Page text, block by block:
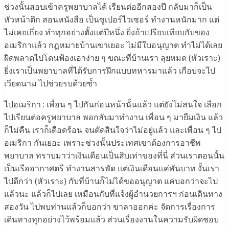
ช่วงนั้นสอบเข้าครูพยาบาลได้ เรียนต่ออีกสองปี กลับมาก็เป็น
หัวหน้าตึก สอนหนังสือ เป็นซูเปอร์ไวเซอร์ ทำงานหนักมาก แต่
ไม่เคยเกี่ยง ทำทุกอย่างตั้งแต่ปีหนึ่ง ยิ่งถ้าเปรียบเทียบกับของ
อเมริกาแล้ว กฎหมายบ้านเขาเยอะ ไม่มีใบอนุญาต ทำไม่ได้เลย
ผิดพลาดไปโดนฟ้องเอาง่าย ๆ ขณะที่บ้านเรา ลุยหมด (หัวเราะ)
ยิ่งเราเป็นพยาบาลที่ได้รับการฝึกแบบทหารมาแล้ว เกือบจะไป
เวียดนาม ไปช่วยรบด้วยซ้ำ
ไปอเมริกา : เพื่อน ๆ ไปกันก่อนหน้านั้นแล้ว แต่ยังไม่สนใจ เลือก
ไปเรียนต่อครูพยาบาล พอกลับมาทำงาน เพื่อน ๆ มายืมเงิน แล้ว
ก็ไม่คืน เราก็เดือดร้อน จนตัดสินใจว่าไม่อยู่แล้ว และเพื่อน ๆ ไป
อเมริกา กันเยอะ เพราะช่วงนั้นประเทศเขาต้องการอาชีพ
พยาบาล ทราบมาว่าเงินเดือนเป็นสิบเท่าของที่นี่ ส่วนเราตอนนั้น
เป็นเรืออากาศตรี ทำงานสารพัด แต่เงินเดือนแค่พันบาท งั้นเรา
ไปดีกว่า (หัวเราะ) กับที่บ้านก็ไม่ได้ขออนุญาต แค่บอกว่าจะไป
แล้วนะ แล้วก็ไปเลย เหมือนกับที่แจ้งผู้อำนวยการฯ ก่อนเดินทาง
สองวัน ไปพบท่านแล้วก็บอกว่า ขาลาออกค่ะ จัดการเรื่องการ
เดินทางทุกอย่างไว้พร้อมแล้ว ส่วนเรื่องงานในความรับผิดชอบ